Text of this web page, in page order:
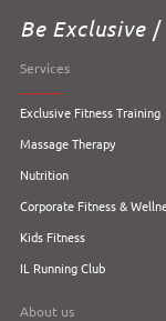
Be Exclusive /
Services
Exclusive Fitness Training
Massage Therapy
Nutrition
Corporate Fitness &
Kids Fitness
IL Running Club
About us